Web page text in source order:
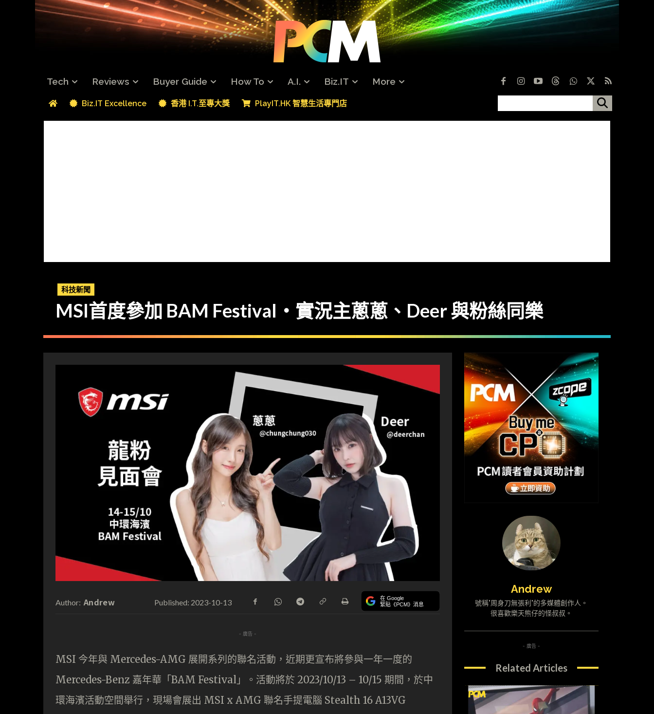
Tech Reviews Buyer Guide How To A.I. Biz.IT More
Biz.IT Excellence 香港 I.T.至專大獎 PlayIT.HK 智慧生活專門店
科技新聞
MSI首度參加 BAM Festival・實況主蔥蔥、Deer 與粉絲同樂
Author: Andrew Published: 2023-10-13 在 Google
緊貼《PCM》消息
- 廣告 -
MSI 今年與 Mercedes-AMG 展開系列的聯名活動，近期更宣布將參與一年一度的
Mercedes-Benz 嘉年華「BAM Festival」。活動將於 2023/10/13 – 10/15 期間，於中
環海濱活動空間舉行，現場會展出 MSI x AMG 聯名手提電腦 Stealth 16 A13VG
Andrew
號稱"周身刀無張利"的多媒體創作人。
很喜歡樂天熊仔的怪叔叔。
- 廣告 -
Related Articles